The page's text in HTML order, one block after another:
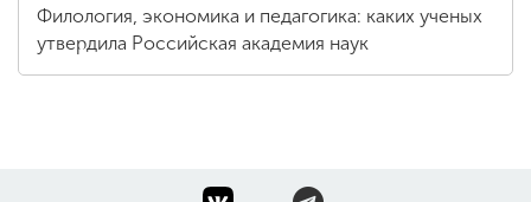
Филология, экономика и педагогика: каких ученых
утвердила Российская академия наук